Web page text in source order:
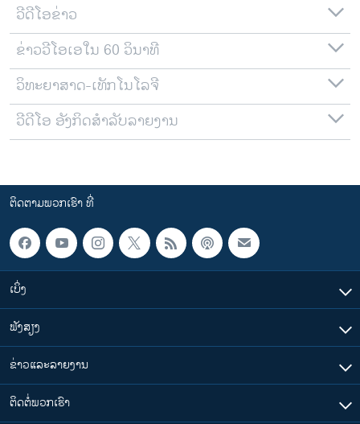
ວີດີໂອຂ່າວ
ຂ່າວວີໂອເອໃນ 60 ວິນາທີ
ວິທະຍາສາດ-ເທັກໂນໂລຈີ
ວີດີໂອ ອັງກິດສຳລັບລາຍງານ
ຕິດຕາມພວກເຮົາ ທີ່
ເບິ່ງ
ຟັງສຽງ
ຂ່າວແລະລາຍງານ
ຕິດຕໍ່ພວກເຮົາ